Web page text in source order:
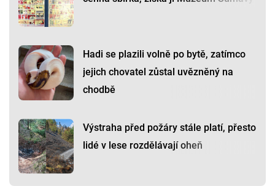
Hadi se plazili volně po bytě, zatímco
jejich chovatel zůstal uvězněný na
chodbě
Výstraha před požáry stále platí, přesto
lidé v lese rozdělávají oheň